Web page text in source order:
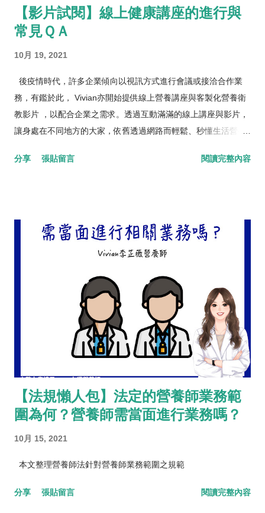
【影片試閱】線上健康講座的進行與
常見ＱＡ
10月 19, 2021
後疫情時代，許多企業傾向以視訊方式進行會議或接洽合作業
務，有鑑於此， Vivian亦開始提供線上營養講座與客製化營養衛
教影片 ，以配合企業之需求。透過互動滿滿的線上講座與影片，
讓身處在不同地方的大家，依舊透過網路而輕鬆、秒懂生活營養
分享
張貼留言 閱讀完整內容
【法規懶人包】法定的營養師業務範
圍為何？營養師需當面進行業務嗎？
10月 15, 2021
本文整理營養師法針對營養師業務範圍之規範
分享 張貼留言 閱讀完整內容